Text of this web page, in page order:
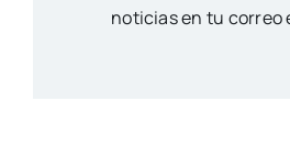
noticias en tu correo